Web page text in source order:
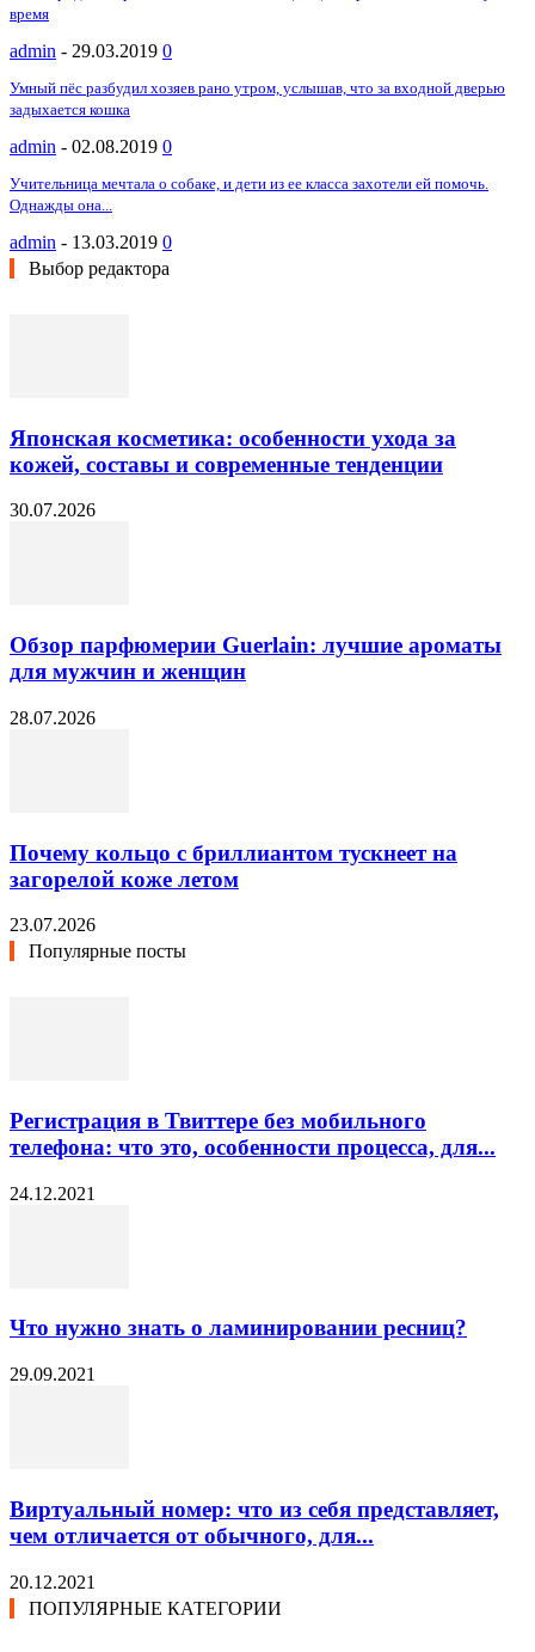
время
admin - 29.03.2019 0
Умный пёс разбудил хозяев рано утром, услышав, что за входной дверью
задыхается кошка
admin - 02.08.2019 0
Учительница мечтала о собаке, и дети из ее класса захотели ей помочь.
Однажды она...
admin - 13.03.2019 0
Выбор редактора
Японская косметика: особенности ухода за
кожей, составы и современные тенденции
30.07.2026
Обзор парфюмерии Guerlain: лучшие ароматы
для мужчин и женщин
28.07.2026
Почему кольцо с бриллиантом тускнеет на
загорелой коже летом
23.07.2026
Популярные посты
Регистрация в Твиттере без мобильного
телефона: что это, особенности процесса, для...
24.12.2021
Что нужно знать о ламинировании ресниц?
29.09.2021
Виртуальный номер: что из себя представляет,
чем отличается от обычного, для...
20.12.2021
ПОПУЛЯРНЫЕ КАТЕГОРИИ